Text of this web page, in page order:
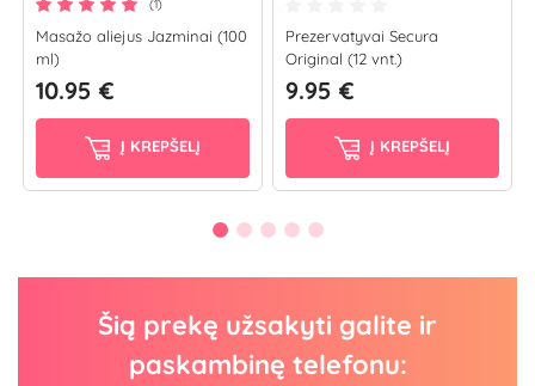
(1)
Masažo aliejus Jazminai (100
ml)
10.95 €
Į KREPŠELĮ
Prezervatyvai Secura
Original (12 vnt.)
9.95 €
Į KREPŠELĮ
Šią prekę užsakyti galite ir
paskambinę telefonu: